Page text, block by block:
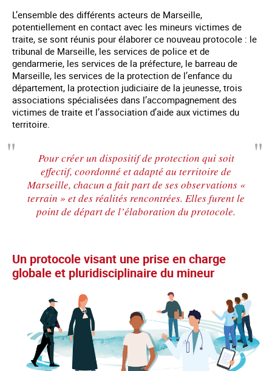
L’ensemble des différents acteurs de Marseille,
potentiellement en contact avec les mineurs victimes de
traite, se sont réunis pour élaborer ce nouveau protocole : le
tribunal de Marseille, les services de police et de
gendarmerie, les services de la préfecture, le barreau de
Marseille, les services de la protection de l’enfance du
département, la protection judiciaire de la jeunesse, trois
associations spécialisées dans l’accompagnement des
victimes de traite et l’association d’aide aux victimes du
territoire.
Pour créer un dispositif de protection qui soit
effectif, coordonné et adapté au territoire de
Marseille, chacun a fait part de ses observations «
terrain » et des réalités rencontrées. Elles furent le
point de départ de l’élaboration du protocole.
Un protocole visant une prise en charge
globale et pluridisciplinaire du mineur